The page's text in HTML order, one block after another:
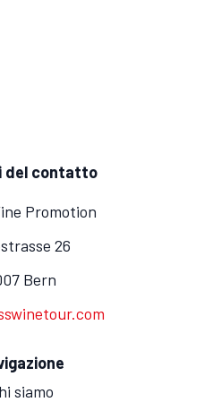
del contatto
Promotion
26
Bern
siamo